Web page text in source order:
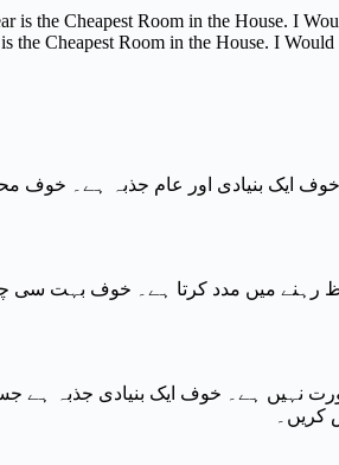
the Cheapest Room in the House. I
ایک بنیادی اور عام جذبہ ہے۔ خوف
رہنے میں مدد کرتا ہے۔ خوف بہت سی
نہیں ہے۔ خوف ایک بنیادی جذبہ
کریں۔